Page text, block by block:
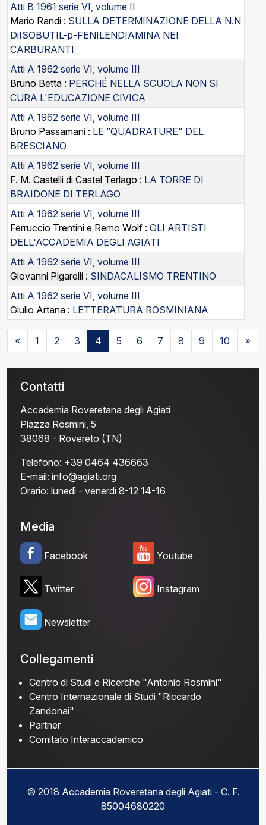
Atti B 1961 serie VI, volume II
Mario Randi : SULLA DETERMINAZIONE DELLA N.N
DiISOBUTIL-p-FENILENDIAMINA NEI
CARBURANTI
Atti A 1962 serie VI, volume III
Bruno Betta : PERCHÉ NELLA SCUOLA NON SI
CURA L'EDUCAZIONE CIVICA
Atti A 1962 serie VI, volume III
Bruno Passamani : LE “QUADRATURE" DEL
BRESCIANO
Atti A 1962 serie VI, volume III
F. M. Castelli di Castel Terlago : LA TORRE DI
BRAIDONE DI TERLAGO
Atti A 1962 serie VI, volume III
Ferruccio Trentini e Remo Wolf : GLI ARTISTI
DELL'ACCADEMIA DEGLI AGIATI
Atti A 1962 serie VI, volume III
Giovanni Pigarelli : SINDACALISMO TRENTINO
Atti A 1962 serie VI, volume III
Giulio Artana : LETTERATURA ROSMINIANA
« 1 2 3 4 5 6 7 8 9 10 »
Contatti
Accademia Roveretana degli Agiati
Piazza Rosmini, 5
38068 - Rovereto (TN)
Telefono: +39 0464 436663
E-mail: info@agiati.org
Orario: lunedì - venerdì 8-12 14-16
Media
Facebook
Twitter
Newsletter
Youtube
Instagram
Collegamenti
Centro di Studi e Ricerche "Antonio Rosmini"
Centro Internazionale di Studi "Riccardo
Zandonai"
Partner
Comitato Interaccademico
© 2018 Accademia Roveretana degli Agiati - C. F.
85004680220